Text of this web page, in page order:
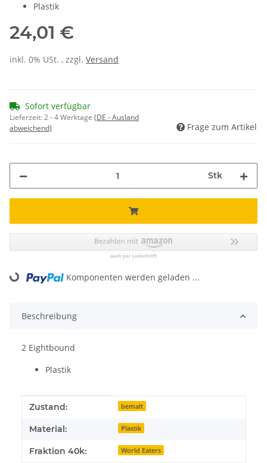
Plastik
24,01 €
inkl. 0% USt. , zzgl. Versand
Sofort verfügbar
Lieferzeit:2 - 4 Werktage (DE - Ausland
abweichend)
Frage zum Artikel
Stk
Loading... Komponenten werden geladen ...
Beschreibung
2 Eightbound
Plastik
Produkteigenschaft
Wert
Zustand: bemalt
Material: Plastik
Fraktion 40k: World Eaters